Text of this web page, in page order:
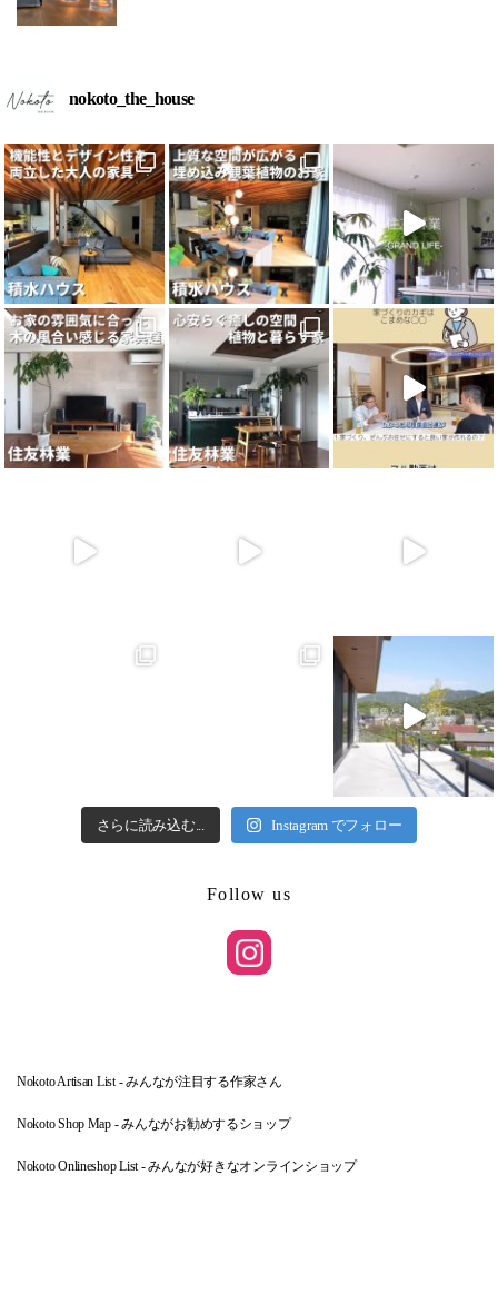
nokoto_the_house
さらに読み込む... Instagram でフォロー
Follow us
Nokoto Artisan List - みんなが注目する作家さん
Nokoto Shop Map - みんながお勧めするショップ
Nokoto Onlineshop List - みんなが好きなオンラインショップ